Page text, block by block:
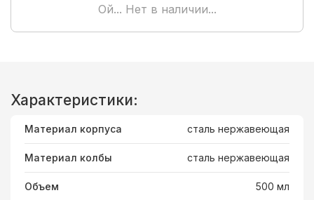
Ой... Нет в наличии...
Характеристики:
Материал корпуса сталь нержавеющая
Материал колбы сталь нержавеющая
Объем 500 мл